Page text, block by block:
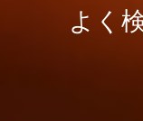
よく